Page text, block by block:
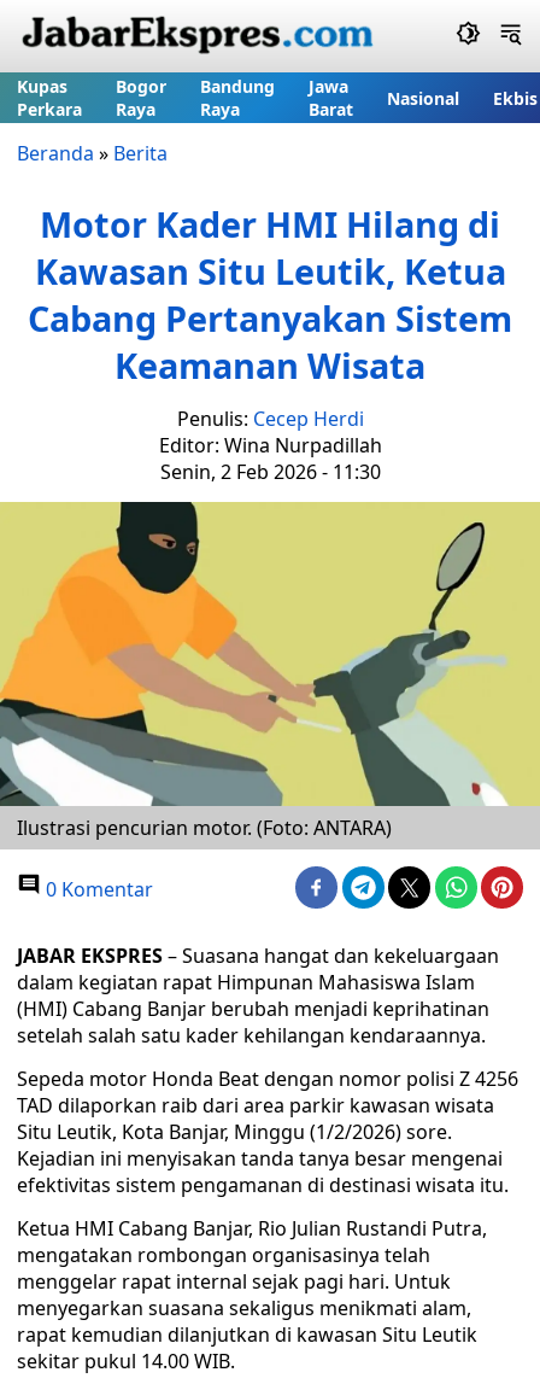
Kupas
Perkara
Bogor
Raya
Bandung
Raya
Jawa
Barat
Nasional Ekbis
Beranda » Berita
Motor Kader HMI Hilang di
Kawasan Situ Leutik, Ketua
Cabang Pertanyakan Sistem
Keamanan Wisata
Penulis: Cecep Herdi
Editor: Wina Nurpadillah
Senin, 2 Feb 2026 - 11:30
Ilustrasi pencurian motor. (Foto: ANTARA)
0 Komentar
JABAR EKSPRES– Suasana hangat dan kekeluargaan
dalam kegiatan rapat Himpunan Mahasiswa Islam
(HMI) Cabang Banjar berubah menjadi keprihatinan
setelah salah satu kader kehilangan kendaraannya.
Sepeda motor Honda Beat dengan nomor polisi Z 4256
TAD dilaporkan raib dari area parkir kawasan wisata
Situ Leutik, Kota Banjar, Minggu (1/2/2026) sore.
Kejadian ini menyisakan tanda tanya besar mengenai
efektivitas sistem pengamanan di destinasi wisata itu.
Ketua HMI Cabang Banjar, Rio Julian Rustandi Putra,
mengatakan rombongan organisasinya telah
menggelar rapat internal sejak pagi hari. Untuk
menyegarkan suasana sekaligus menikmati alam,
rapat kemudian dilanjutkan di kawasan Situ Leutik
sekitar pukul 14.00 WIB.